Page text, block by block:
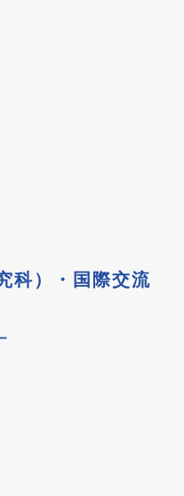
科）・国際交流